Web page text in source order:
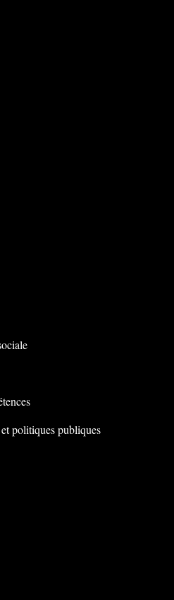
politiques publiques